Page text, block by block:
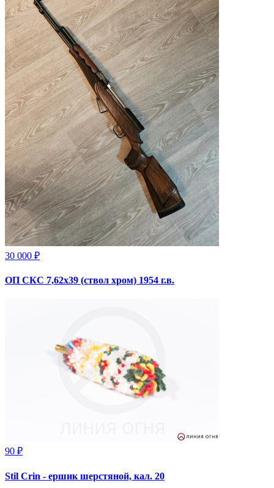
30 000 ₽
ОП СКС 7,62х39 (ствол хром) 1954 г.в.
90 ₽
Stil Crin - ершик шерстяной, кал. 20